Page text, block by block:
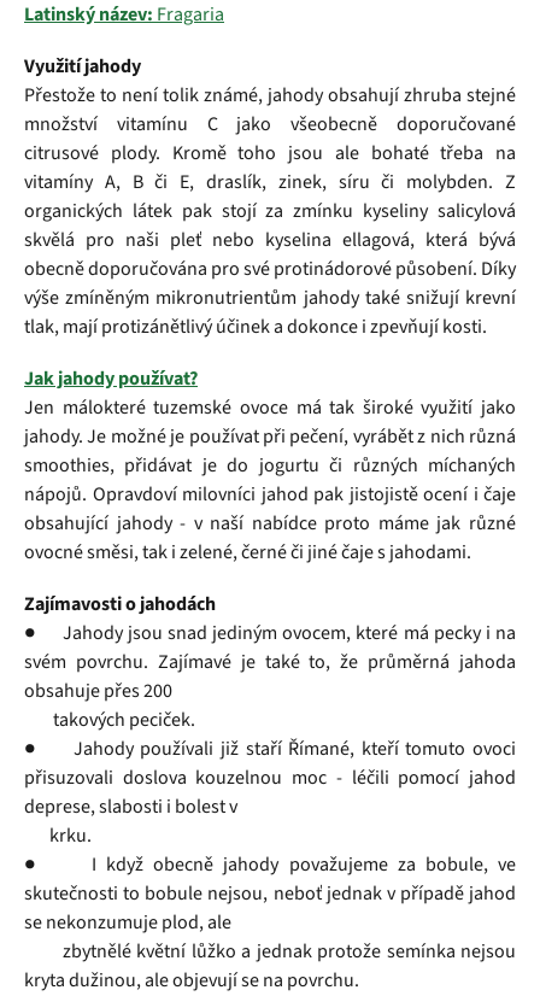
Latinský název: Fragaria
Využití jahody
Přestože to není tolik známé, jahody obsahují zhruba stejné
množství vitamínu C jako všeobecně doporučované
citrusové plody. Kromě toho jsou ale bohaté třeba na
vitamíny A, B či E, draslík, zinek, síru či molybden. Z
organických látek pak stojí za zmínku kyseliny salicylová
skvělá pro naši pleť nebo kyselina ellagová, která bývá
obecně doporučována pro své protinádorové působení. Díky
výše zmíněným mikronutrientům jahody také snižují krevní
tlak, mají protizánětlivý účinek a dokonce i zpevňují kosti.
Jak jahody používat?
Jen málokteré tuzemské ovoce má tak široké využití jako
jahody. Je možné je používat při pečení, vyrábět z nich různá
smoothies, přidávat je do jogurtu či různých míchaných
nápojů. Opravdoví milovníci jahod pak jistojistě ocení i čaje
obsahující jahody - v naší nabídce proto máme jak různé
ovocné směsi, tak i zelené, černé či jiné čaje s jahodami.
Zajímavosti o jahodách
● Jahody jsou snad jediným ovocem, které má pecky i na
svém povrchu. Zajímavé je také to, že průměrná jahoda
obsahuje přes 200
takových peciček.
● Jahody používali již staří Římané, kteří tomuto ovoci
přisuzovali doslova kouzelnou moc - léčili pomocí jahod
deprese, slabosti i bolest v
krku.
● I když obecně jahody považujeme za bobule, ve
skutečnosti to bobule nejsou, neboť jednak v případě jahod
se nekonzumuje plod, ale
zbytnělé květní lůžko a jednak protože semínka nejsou
kryta dužinou, ale objevují se na povrchu.